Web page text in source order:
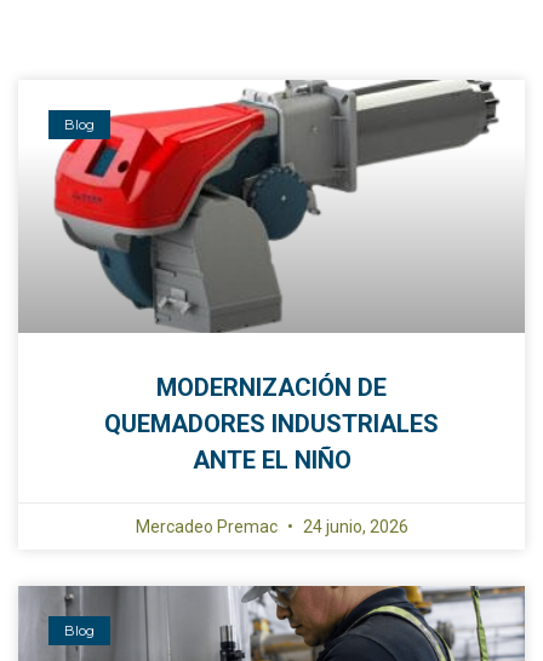
Blog
MODERNIZACIÓN DE
QUEMADORES INDUSTRIALES
ANTE EL NIÑO
Mercadeo Premac 24 junio, 2026
Blog